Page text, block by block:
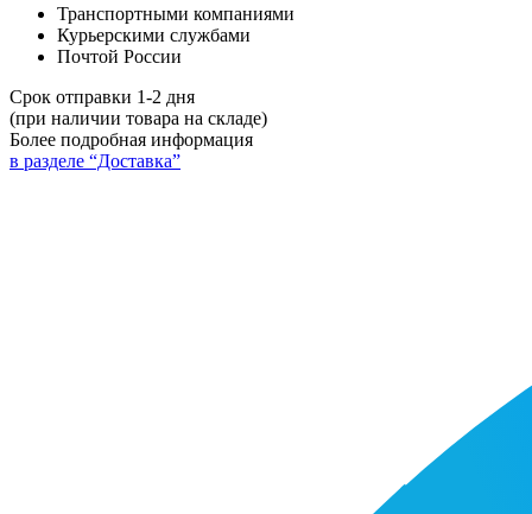
Транспортными компаниями
Курьерскими службами
Почтой России
Срок отправки 1-2 дня
(при наличии товара на складе)
Более подробная информация
в разделе “Доставка”